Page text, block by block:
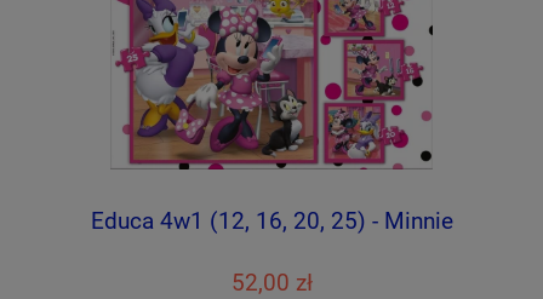
Educa 4w1 (12, 16, 20, 25) - Minnie
52,00 zł